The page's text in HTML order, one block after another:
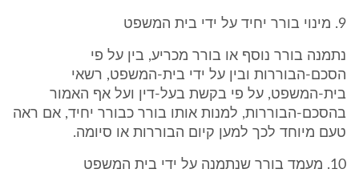
9. מינוי בורר יחיד על ידי בית המשפט
נתמנה בורר נוסף או בורר מכריע, בין על פי
הסכם-הבוררות ובין על ידי בית-המשפט, רשאי
בית-המשפט, על פי בקשת בעל-דין ועל אף האמור
בהסכם-הבוררות, למנות אותו בורר כבורר יחיד, אם ראה
טעם מיוחד לכך למען קיום הבוררות או סיומה.
10. מעמד בורר שנתמנה על ידי בית המשפט